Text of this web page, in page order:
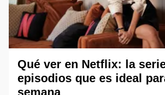
Qué ver en Netflix: la
episodios que es ideal
semana